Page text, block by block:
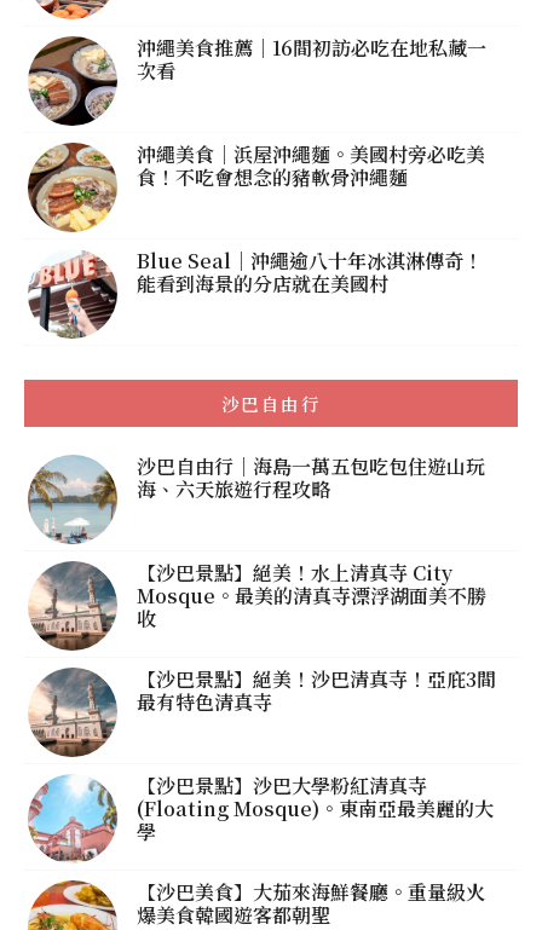
沖繩美食推薦｜16間初訪必吃在地私藏一
次看
沖繩美食｜浜屋沖繩麵。美國村旁必吃美
食！不吃會想念的豬軟骨沖繩麵
Blue Seal｜沖繩逾八十年冰淇淋傳奇！
能看到海景的分店就在美國村
沙巴自由行
沙巴自由行｜海島一萬五包吃包住遊山玩
海、六天旅遊行程攻略
【沙巴景點】絕美！水上清真寺 City
Mosque。最美的清真寺漂浮湖面美不勝
收
【沙巴景點】絕美！沙巴清真寺！亞庇3間
最有特色清真寺
【沙巴景點】沙巴大學粉紅清真寺
(Floating Mosque)。東南亞最美麗的大
學
【沙巴美食】大茄來海鮮餐廳。重量級火
爆美食韓國遊客都朝聖